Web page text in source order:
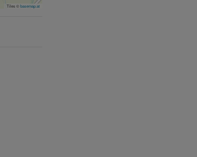
Tiles ©basemap.at